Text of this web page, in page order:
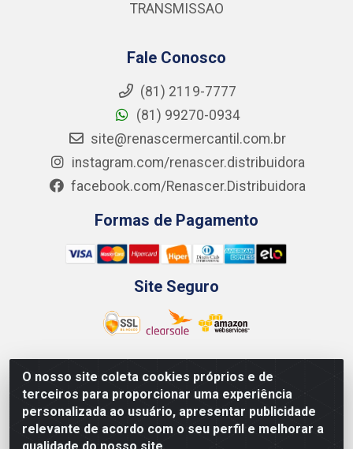
O nosso site coleta cookies próprios e de
terceiros para proporcionar uma experiência
personalizada ao usuário, apresentar publicidade
relevante de acordo com o seu perfil e melhorar a
TRANSMISSAO
Fale Conosco
(81) 2119-7777
(81) 99270-0934
site@renascermercantil.com.br
instagram.com/renascer.distribuidora
facebook.com/Renascer.Distribuidora
Formas de Pagamento
Site Seguro
Renascer Distribuidora - Rua São Miguel, 1845 -
Afogados - Recife / PE - CEP 50850-000 - CNPJ
07.264.693/0001-79